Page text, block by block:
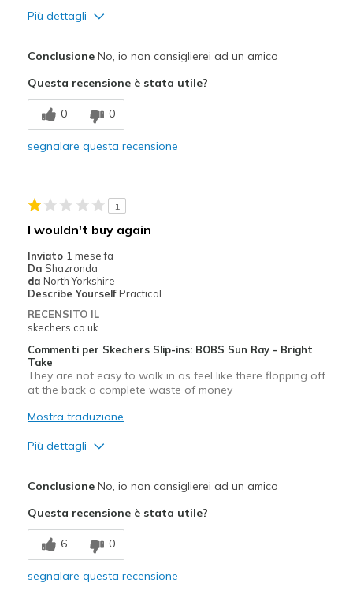
Più dettagli
Comfortable
Migliori Utilizzi:
Casual Wear
Feels half size too big
View On Shoes
ConclusioneNo, io non consiglierei ad un amico
Questa recensione è stata utile?
0 0
segnalare questa recensione
1
I wouldn't buy again
Inviato 1 mese fa
Da Shazronda
da North Yorkshire
Describe Yourself Practical
RECENSITO IL
skechers.co.uk
Commenti per Skechers Slip-ins: BOBS Sun Ray - Bright
Take
They are not easy to walk in as feel like there flopping off
at the back a complete waste of money
Mostra traduzione
Più dettagli
Difetti
That slip up and down at the back very hard to k
ConclusioneNo, io non consiglierei ad un amico
Questa recensione è stata utile?
6 0
segnalare questa recensione